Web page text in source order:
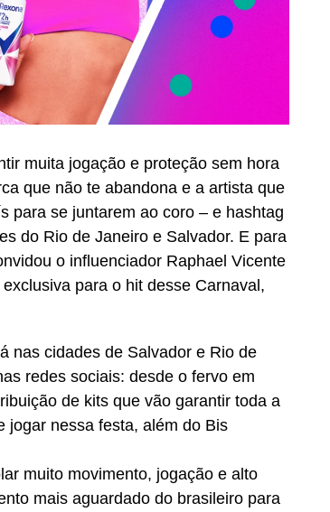
muita jogação e proteção sem hora
que não te abandona e a artista que
para se juntarem ao coro – e hashtag
do Rio de Janeiro e Salvador. E para
o influenciador Raphael Vicente
para o hit desse Carnaval,
nas cidades de Salvador e Rio de
redes sociais: desde o fervo em
de kits que vão garantir toda a
jogar nessa festa, além do Bis
muito movimento, jogação e alto
mais aguardado do brasileiro para